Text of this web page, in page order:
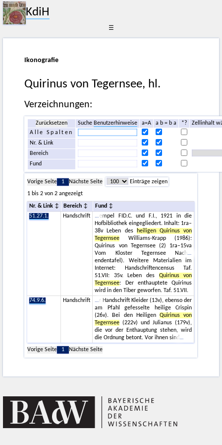
KdiH
☰
Ikonografie
Quirinus von Tegernsee, hl.
Verzeichnungen:
Zurücksetzen SucheBenutzerhinweise a=A a b = b a *?
Zellinhalt
Alle Spalten
Nr. & Link
Bereich
Fund
Vorige Seite 1 Nächste Seite
Einträge zeigen
1 bis 2 von 2 angezeigt
Nr. & Link Bereich
Fund
51.27.1.
Handschrift
empel FID.C. und F.I., 1921 in die
Hofbibliothek eingegliedert. Inhalt: 1ra–
38v Leben des
heiligen Quirinus von
Tegernsee Williams-Krapp (1986):
Quirinus von Tegernsee (2) 1ra–15va
Vom Kloster Tegernsee Nach
endentafel). Weitere Materialien im
Internet: Handschriftencensus Taf.
51.VII: 35v. Leben des Quirinus von
Tegernsee: Der enthauptete Quirinus
wird in den Tiber geworfen. Taf. 51.VII.
74.9.6.
Handschrift
r Handschrift Kleider (13v), ebenso der
am Pfahl gefesselte heilige Crispin
(26v). Bei den HeiligenQuirinus von
Tegernsee (222v) und Julianus (179v),
die vor der Enthauptung stehen, wird
die Ordnung betont. Vor ihnen sind
Vorige Seite
1 Nächste Seite